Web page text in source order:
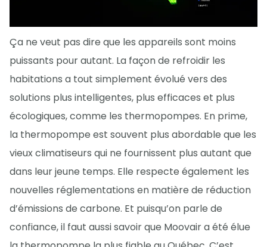
Ça ne veut pas dire que les appareils sont moins
puissants pour autant. La façon de refroidir les
habitations a tout simplement évolué vers des
solutions plus intelligentes, plus efficaces et plus
écologiques, comme les thermopompes. En prime,
la thermopompe est souvent plus abordable que les
vieux climatiseurs qui ne fournissent plus autant que
dans leur jeune temps. Elle respecte également les
nouvelles réglementations en matière de réduction
d’émissions de carbone. Et puisqu’on parle de
confiance, il faut aussi savoir que Moovair a été élue